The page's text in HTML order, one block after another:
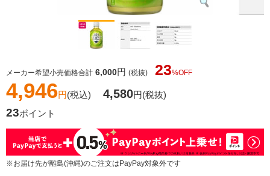
メーカー希望小売価格合計 6,000円 (税抜) 23%OFF
4,946円(税込) 4,580円(税抜)
23ポイント
※お届け先が離島(沖縄)のご注文はPayPay対象外です